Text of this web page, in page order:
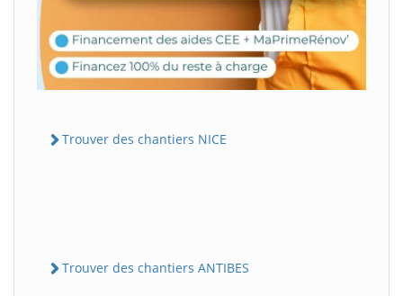
Trouver des chantiers NICE
Trouver des chantiers ANTIBES